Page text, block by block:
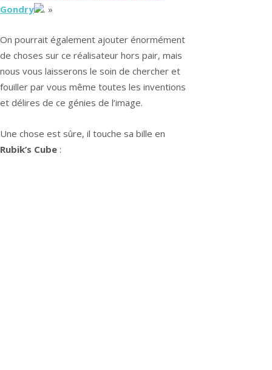
Gondry
. »
On pourrait également ajouter énormément
de choses sur ce réalisateur hors pair, mais
nous vous laisserons le soin de chercher et
fouiller par vous même toutes les inventions
et délires de ce génies de l’image.
Une chose est sûre, il touche sa bille en
Rubik’s Cube :